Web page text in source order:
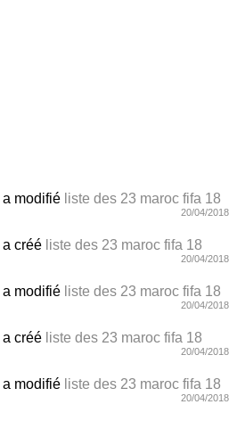
a modifié liste des 23 maroc fifa 18
20/04/2018
a créé liste des 23 maroc fifa 18
20/04/2018
a modifié liste des 23 maroc fifa 18
20/04/2018
a créé liste des 23 maroc fifa 18
20/04/2018
a modifié liste des 23 maroc fifa 18
20/04/2018